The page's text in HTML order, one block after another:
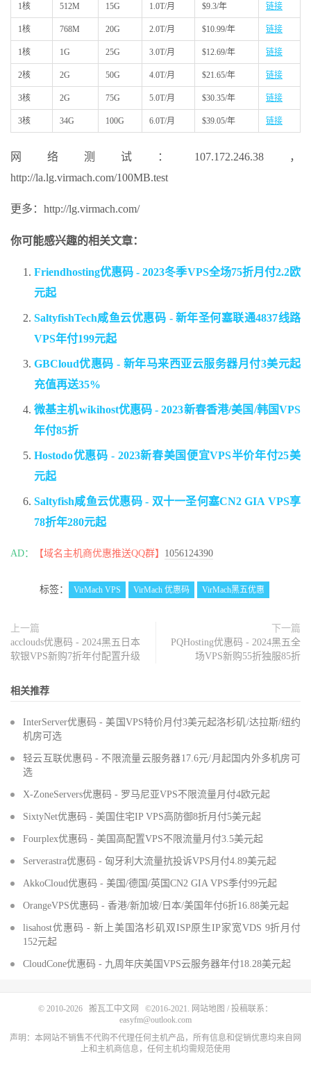
1核 512M 15G 1.0T/月 $9.3/年 链接
1核 768M 20G 2.0T/月 $10.99/年 链接
1核 1G 25G 3.0T/月 $12.69/年 链接
2核 2G 50G 4.0T/月 $21.65/年 链接
3核 2G 75G 5.0T/月 $30.35/年 链接
3核 34G 100G 6.0T/月 $39.05/年 链接
网络测试：107.172.246.38，
http://la.lg.virmach.com/100MB.test
更多：http://lg.virmach.com/
你可能感兴趣的相关文章：
Friendhosting优惠码 - 2023冬季VPS全场75折月付2.2欧
元起
SaltyfishTech咸鱼云优惠码 - 新年圣何塞联通4837线路
VPS年付199元起
GBCloud优惠码 - 新年马来西亚云服务器月付3美元起
充值再送35%
微基主机wikihost优惠码 - 2023新春香港/美国/韩国VPS
年付85折
Hostodo优惠码 - 2023新春美国便宜VPS半价年付25美
元起
Saltyfish咸鱼云优惠码 - 双十一圣何塞CN2 GIA VPS享
78折年280元起
AD： 【域名主机商优惠推送QQ群】 1056124390
标签： VirMach VPS VirMach 优惠码 VirMach黑五优惠
上一篇
acclouds优惠码 - 2024黑五日本
软银VPS新购7折年付配置升级
下一篇
PQHosting优惠码 - 2024黑五全
场VPS新购55折独服85折
相关推荐
InterServer优惠码 - 美国VPS特价月付3美元起洛杉矶/达拉斯/纽约
机房可选
轻云互联优惠码 - 不限流量云服务器17.6元/月起国内外多机房可
选
X-ZoneServers优惠码 - 罗马尼亚VPS不限流量月付4欧元起
SixtyNet优惠码 - 美国住宅IP VPS高防御8折月付5美元起
Fourplex优惠码 - 美国高配置VPS不限流量月付3.5美元起
Serverastra优惠码 - 匈牙利大流量抗投诉VPS月付4.89美元起
AkkoCloud优惠码 - 美国/德国/英国CN2 GIA VPS季付99元起
OrangeVPS优惠码 - 香港/新加坡/日本/美国年付6折16.88美元起
lisahost优惠码 - 新上美国洛杉矶双ISP原生IP家宽VDS 9折月付
152元起
CloudCone优惠码 - 九周年庆美国VPS云服务器年付18.28美元起
© 2010-2026 搬瓦工中文网 ©2016-2021. 网站地图 / 投稿联系：
easyfm@outlook.com
声明：本网站不销售不代购不代理任何主机产品，所有信息和促销优惠均来自网
上和主机商信息，任何主机均需规范使用